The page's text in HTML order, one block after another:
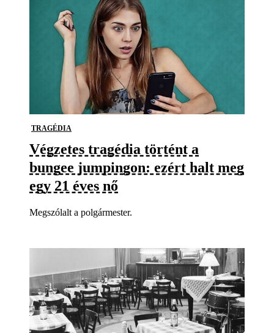
TRAGÉDIA
Végzetes tragédia történt a
bungee jumpingon: ezért halt meg
egy 21 éves nő
Megszólalt a polgármester.